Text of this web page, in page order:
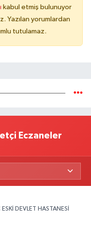
kabul etmiş bulunuyor
Yazılan yorumlardan
tutulamaz.
Eczaneler
DEVLET HASTANESİ